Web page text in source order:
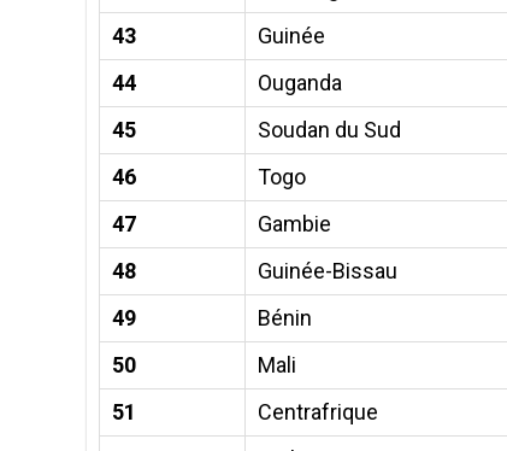
43
Guinée
44
Ouganda
45
Soudan du Sud
46
Togo
47
Gambie
48
Guinée-Bissau
49
Bénin
50
Mali
51
Centrafrique